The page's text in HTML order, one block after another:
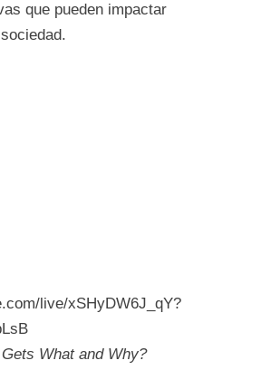
que pueden impactar
live/xSHyDW6J_qY?
What and Why?